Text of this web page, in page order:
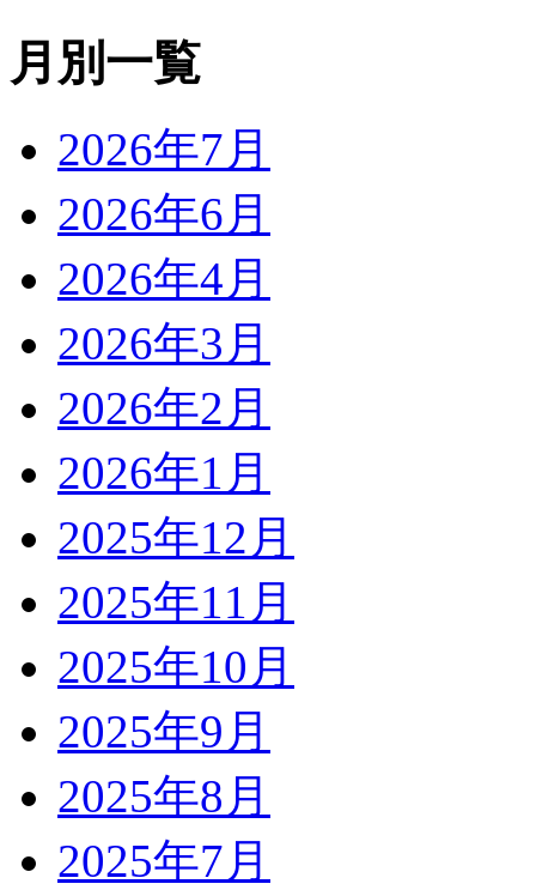
月別一覧
2026年7月
2026年6月
2026年4月
2026年3月
2026年2月
2026年1月
2025年12月
2025年11月
2025年10月
2025年9月
2025年8月
2025年7月